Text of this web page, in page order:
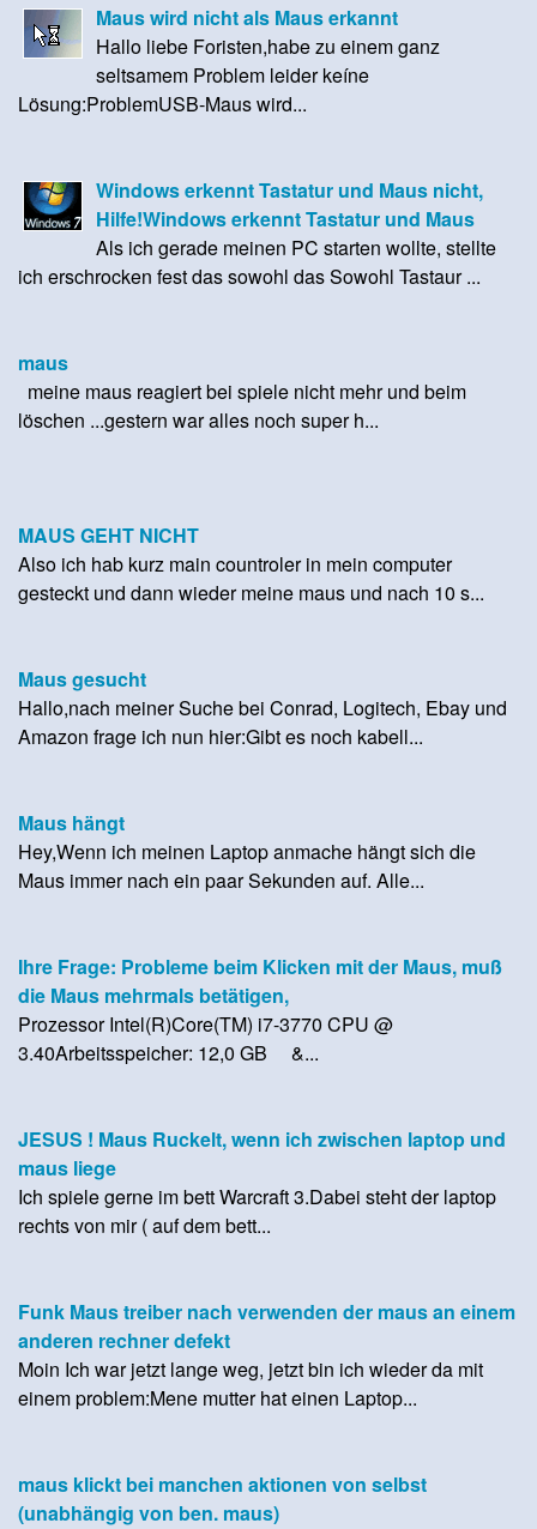
Maus wird nicht als Maus erkannt
Hallo liebe Foristen,habe zu einem ganz
seltsamem Problem leider keíne
Lösung:ProblemUSB-Maus wird...
Windows erkennt Tastatur und Maus nicht,
Hilfe!Windows erkennt Tastatur und Maus
Als ich gerade meinen PC starten wollte, stellte
ich erschrocken fest das sowohl das Sowohl Tastaur ...
maus
meine maus reagiert bei spiele nicht mehr und beim
löschen ...gestern war alles noch super h...
MAUS GEHT NICHT
Also ich hab kurz main countroler in mein computer
gesteckt und dann wieder meine maus und nach 10 s...
Maus gesucht
Hallo,nach meiner Suche bei Conrad, Logitech, Ebay und
Amazon frage ich nun hier:Gibt es noch kabell...
Maus hängt
Hey,Wenn ich meinen Laptop anmache hängt sich die
Maus immer nach ein paar Sekunden auf. Alle...
Ihre Frage: Probleme beim Klicken mit der Maus, muß
die Maus mehrmals betätigen,
Prozessor Intel(R)Core(TM) i7-3770 CPU @
3.40Arbeitsspeicher: 12,0 GB &...
JESUS ! Maus Ruckelt, wenn ich zwischen laptop und
maus liege
Ich spiele gerne im bett Warcraft 3.Dabei steht der laptop
rechts von mir ( auf dem bett...
Funk Maus treiber nach verwenden der maus an einem
anderen rechner defekt
Moin Ich war jetzt lange weg, jetzt bin ich wieder da mit
einem problem:Mene mutter hat einen Laptop...
maus klickt bei manchen aktionen von selbst
(unabhängig von ben. maus)